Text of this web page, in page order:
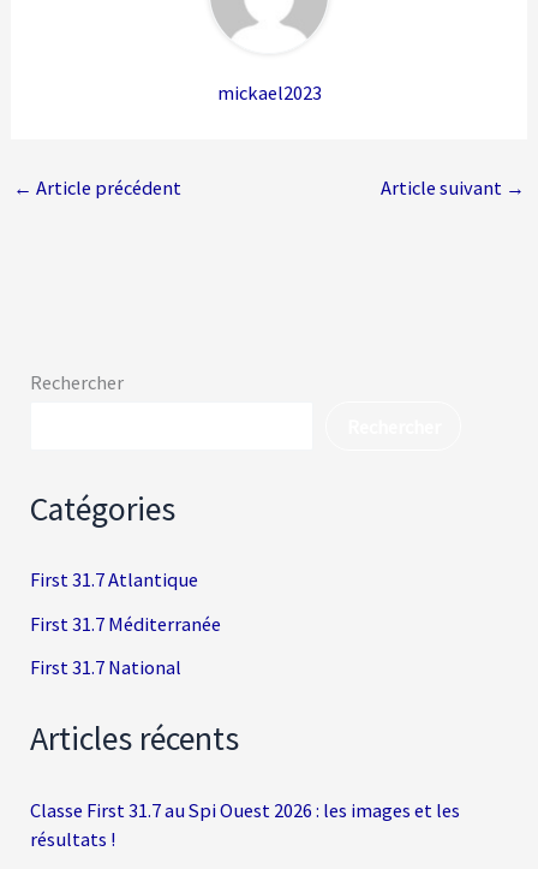
mickael2023
← Article précédent Article suivant →
Rechercher
Catégories
First 31.7 Atlantique
First 31.7 Méditerranée
First 31.7 National
Articles récents
Classe First 31.7 au Spi Ouest 2026 : les images et les
résultats !